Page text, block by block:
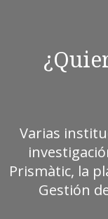
Varias
Prismàtic, la
Gestión